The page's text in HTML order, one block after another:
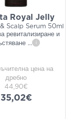
Royal Jelly
Scalp Serum 50ml
ревитализиране и
... i
цена на
дребно
44,90€
35,02€